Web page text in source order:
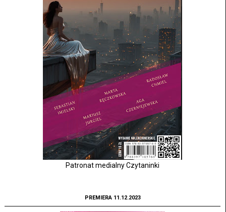
Patronat medialny Czytaninki
PREMIERA 11.12.2023